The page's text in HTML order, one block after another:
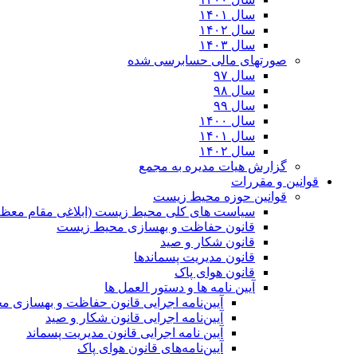
سال ۱۴۰۱
سال ۱۴۰۲
سال ۱۴۰۳
صورتهای مالی حسابرسی شده
سال ۹۷
سال ۹۸
سال ۹۹
سال ۱۴۰۰
سال ۱۴۰۱
سال ۱۴۰۲
گزارش هیات مدیره به مجمع
قوانین و مقررات
قوانین حوزه محیط زیست
ﺳﯿﺎﺳﺖ ﻫﺎی ﮐﻠﯽ ﻣﺤﯿﻂ زﯾﺴﺖ (ابلاغی مقام
قانون حفاظت و بهسازی محیط زیست
قانون شکار و صید
قانون مدیریت پسماندها
قانون هوای پاک
آیین نامه ها و دستور العمل ها
آیین‌نامه اجرایی قانون حفاظت و
آیین‌نامه اجرایی قانون شکار و صید
آیین نامه اجرایی قانون مدیریت پسماند
آیین‌نامه‌های قانون هوای پاک